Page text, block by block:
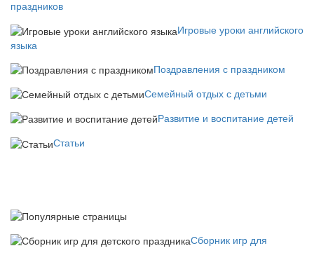
праздников
Игровые уроки английского
языка
Поздравления с праздником
Семейный отдых с детьми
Развитие и воспитание детей
Статьи
Сборник игр для